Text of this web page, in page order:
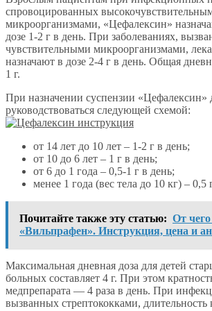
спровоцированных
микроорганизмами, «Цефалексин»
дозе 1-2 г в день. При заболеваниях,
чувствительными микроорганизмами,
назначают в дозе 2-4 г в день. Общая
1 г.
При назначении суспензии «Цефалексин»
руководствоваться следующей схемой:
от 14 лет до 10 лет – 1-2 г в день;
от 10 до 6 лет – 1 г в день;
от 6 до 1 года – 0,5-1 г в день;
менее 1 года (вес тела до 10 кг) – 0,5
Почитайте также эту статью: От
«Вильпрафен». Инструкция, цена и
Максимальная дневная доза для детей
больных составляет 4 г. При этом
медпрепарата — 4 раза в день. При
вызванных стрептококками, длительность